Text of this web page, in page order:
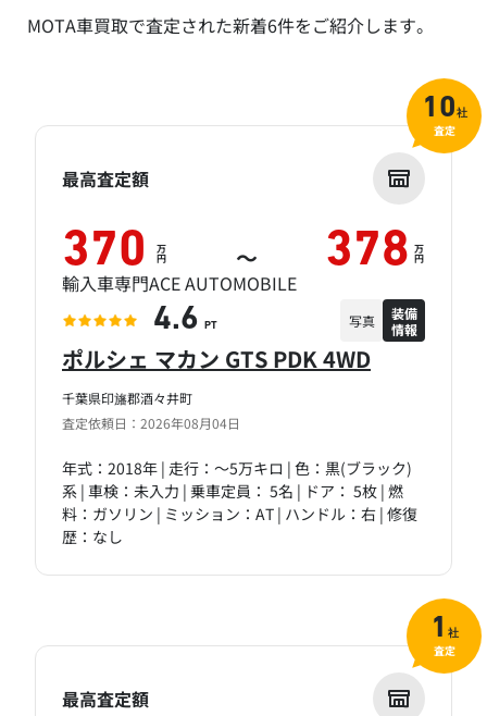
MOTA車買取で査定された新着6件をご紹介します。
千葉県印旛郡酒々井町
査定依頼日：2026年08月04日
ポルシェ マカン GTS PDK 4WD
年式：2018年 | 走行：～5万キロ | 色：黒(ブラック)
系 | 車検：未入力 | 乗車定員： 5名 | ドア： 5枚 | 燃
料：ガソリン | ミッション：AT | ハンドル：右 | 修復
歴：なし
最高査定額
370 万
円 ～ 378 万
円
輸入車専門ACE AUTOMOBILE
4.6 PT 写真
装備
情報
10社
査定
最高査定額
1 社
査定